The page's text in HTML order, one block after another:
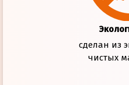
сделан из
чистых